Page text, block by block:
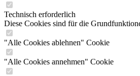
Technisch erforderlich
Diese Cookies sind für die
"Alle Cookies ablehnen" Cookie
"Alle Cookies annehmen" Cookie